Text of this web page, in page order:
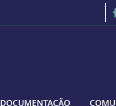
DOCUMENTAÇÃO